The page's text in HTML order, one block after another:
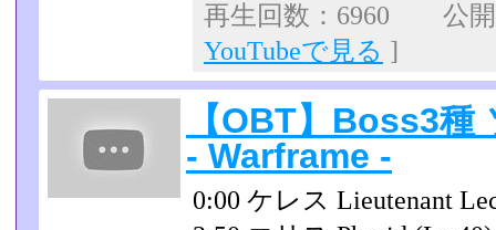
再生回数：6960 公
YouTubeで見る ]
【OBT】Boss3
- Warframe -
0:00 ケレス Lieutenant